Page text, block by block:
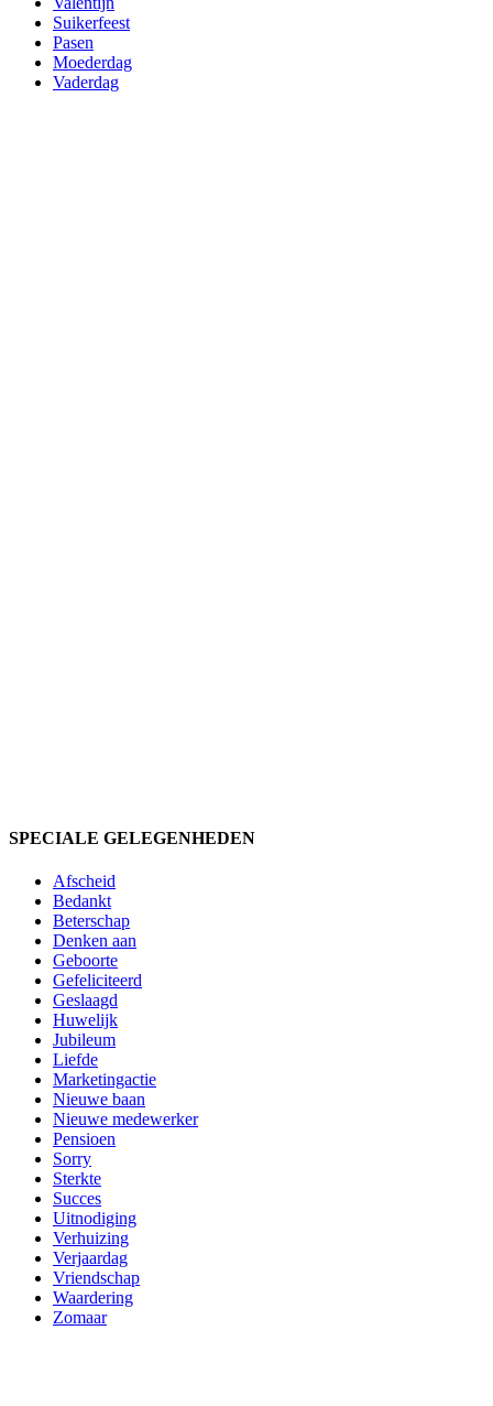
Suikerfeest
Pasen
Moederdag
Vaderdag
SPECIALE GELEGENHEDEN
Afscheid
Bedankt
Beterschap
Denken aan
Geboorte
Gefeliciteerd
Geslaagd
Huwelijk
Jubileum
Liefde
Marketingactie
Nieuwe baan
Nieuwe medewerker
Pensioen
Sorry
Sterkte
Succes
Uitnodiging
Verhuizing
Verjaardag
Vriendschap
Waardering
Zomaar